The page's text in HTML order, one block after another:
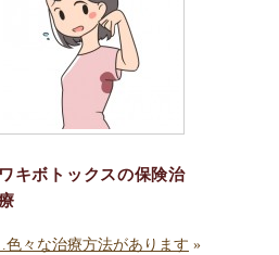
ワキボトックスの保険治
々な治療方法があります »